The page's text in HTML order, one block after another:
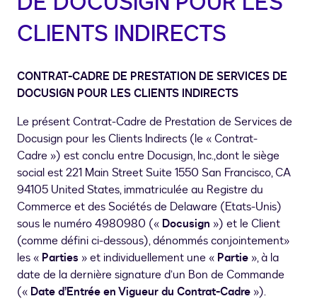
CLIENTS INDIRECTS
CONTRAT-CADRE DE PRESTATION DE SERVICES DE
DOCUSIGN POUR LES CLIENTS INDIRECTS
Le présent Contrat-Cadre de Prestation de Services de
Docusign pour les Clients Indirects (le « Contrat-
Cadre ») est conclu entre Docusign, Inc.,dont le siège
social est 221 Main Street Suite 1550 San Francisco, CA
94105 United States, immatriculée au Registre du
Commerce et des Sociétés de Delaware (Etats-Unis)
sous le numéro 4980980 (« Docusign ») et le Client
(comme défini ci-dessous), dénommés conjointement»
les « Parties » et individuellement une « Partie », à la
date de la dernière signature d’un Bon de Commande
(« Date d’Entrée en Vigueur du Contrat-Cadre »).